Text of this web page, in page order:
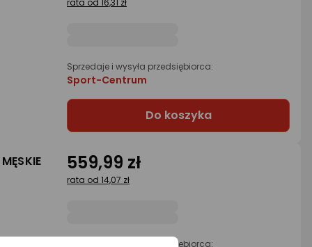
rata od 16,31 zł
Sprzedaje i wysyła przedsiębiorca:
Sport-Centrum
Do koszyka
559,99 zł
rata od 14,07 zł
Sprzedaje i wysyła przedsiębiorca: